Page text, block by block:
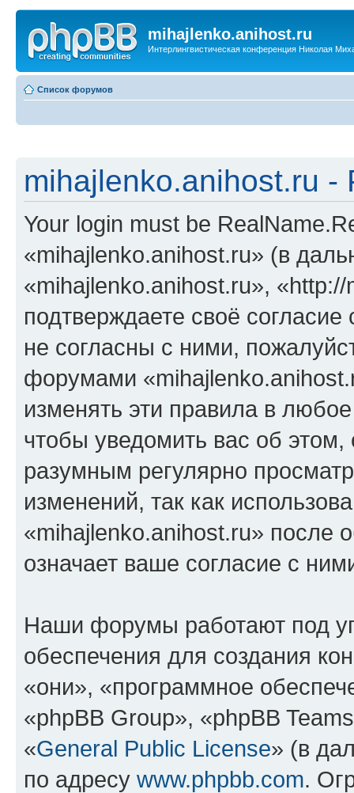
mihajlenko.anihost.ru
Интерлингвистическая конференция Николая
Список форумов
mihajlenko.anihost.ru -
Your login must be
«mihajlenko.anihost.ru» (в
«mihajlenko.anihost.ru»,
подтверждаете своё
не согласны с ними,
форумами
изменять эти правила в
чтобы уведомить вас об
разумным регулярно
изменений, так как
«mihajlenko.anihost.ru» после
означает ваше согласие с
Наши форумы работают под
обеспечения для создания
«они», «программное
«phpBB Group», «phpBB
«General Public License» (в
по адресу www.phpbb.com.